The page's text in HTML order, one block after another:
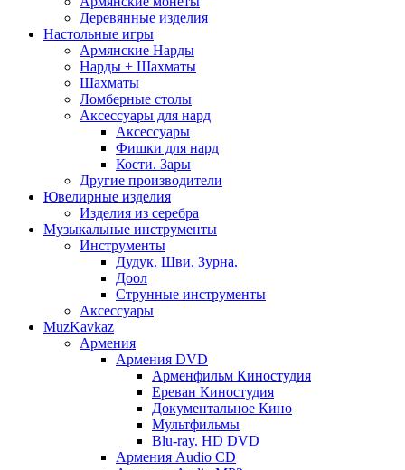
Деревянные изделия
Настольные игры
Армянские Нарды
Нарды + Шахматы
Шахматы
Ломберные столы
Аксессуары для нард
Аксессуары
Фишки для нард
Кости. Зары
Другие производители
Ювелирные изделия
Изделия из серебра
Музыкальные инструменты
Инструменты
Дудук. Шви. Зурна.
Доол
Струнные инструменты
Аксессуары
MuzKavkaz
Армения
Армения DVD
Арменфильм Киностудия
Ереван Киностудия
Документальное Кино
Мультфильмы
Blu-ray. HD DVD
Армения Audio CD